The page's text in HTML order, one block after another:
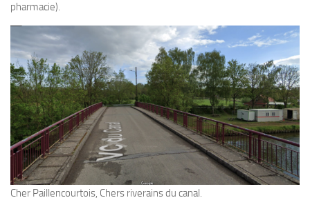
pharmacie).
Cher Paillencourtois, Chers riverains du canal.